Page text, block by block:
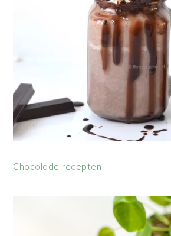
Chocolade recepten